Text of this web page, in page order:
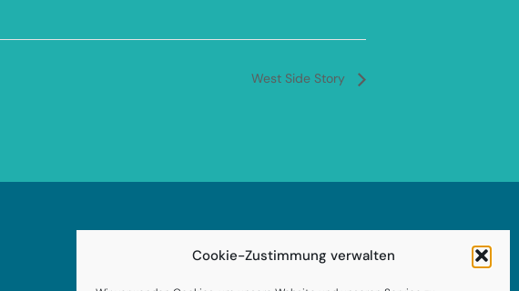
Cookie-Zustimmung verwalten
West Side Story